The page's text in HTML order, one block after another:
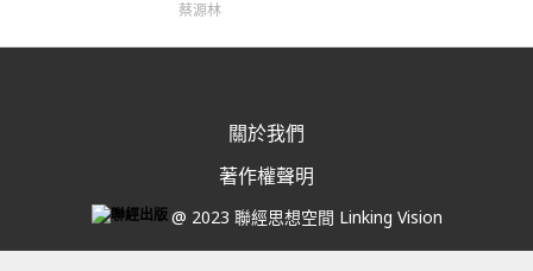
蔡源林
關於我們
著作權聲明
@ 2023 聯經思想空間 Linking Vision